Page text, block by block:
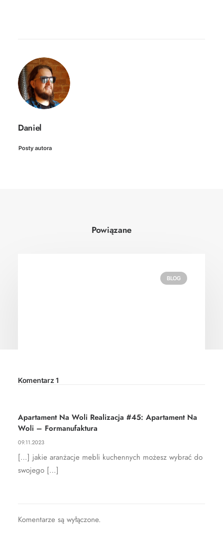
Daniel
Posty autora
Powiązane
BLOG
Blog #27: Meble na wymiar – idealne
rozwiązania dla wymagających
przestrzeni
Komentarz 1
Apartament Na Woli Realizacja #45: Apartament Na
Woli – Formanufaktura
09.11.2023
[…] jakie aranżacje mebli kuchennych możesz wybrać do
swojego […]
Komentarze są wyłączone.